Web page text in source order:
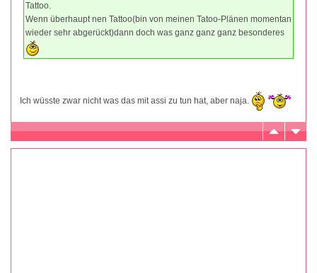
Tattoo.
Wenn überhaupt nen Tattoo(bin von meinen Tatoo-Plänen momentan
wieder sehr abgerückt)dann doch was ganz ganz ganz besonderes
Ich wüsste zwar nicht was das mit assi zu tun hat, aber naja.